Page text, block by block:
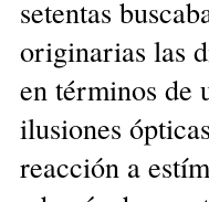
setentas
originarias las
en términos de
ilusiones
reacción a